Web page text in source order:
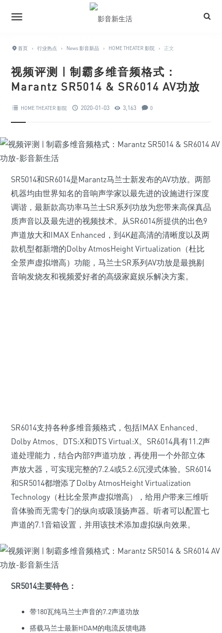
首页 › 行业热点 › News 影音新品 › HOME THEATER 影院 › 正文
视频评测 | 制霸多维音频格式：
Marantz SR5014 & SR6014 AV功放
HOME THEATER 影院 2020-01-03 3,163 0
SR5014和SR6014是Marantz马兰士新发布的AV功放。两部
机器均由世界知名的音响声学家以最先进的设施进行深度
调谐，最新款高功率马兰士SR系列功放为您带来高保真品
质声音以及最先进的视频技术。从SR6014所提供的出色9
声道放大和IMAX Enhanced，到4K超高清的清晰度以及两
款机型都新增的Dolby AtmosHeight Virtualization（杜比
全景声虚拟增高）功能，马兰士SR系列AV功放是最挑剔
音响发烧友和视频爱好者的高级家庭娱乐解决方案。
SR6014支持各种多维音频格式，包括IMAX Enhanced、
Dolby Atmos、DTS:X和DTS Virtual:X。SR6014具有11.2声
道处理能力，结合内部9声道功放，再使用一个外部立体
声放大器，可实现完整的7.2.4或5.2.6沉浸式体验。SR6014
和SR5014都增添了Dolby AtmosHeight Virtualization
Technology（杜比全景声虚拟增高），给用户带来三维听
音体验而无需专门的纵向或吸顶扬声器。听者可以配置七
声道的7.1音箱设置，并用该技术添加虚拟纵向效果。
SR5014主要特色：
带180瓦纯马兰士声音的7.2声道功放
搭载马兰士最新HDAM的电流反馈电路